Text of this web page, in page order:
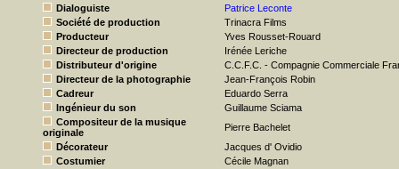
Dialoguiste
Patrice Leconte
Société de production
Trinacra Films
Producteur
Yves Rousset-Rouard
Directeur de production
Irénée Leriche
Distributeur d'origine
C.C.F.C. - Compagnie Commerciale
Directeur de la photographie
Jean-François Robin
Cadreur
Eduardo Serra
Ingénieur du son
Guillaume Sciama
Compositeur de la musique
originale
Pierre Bachelet
Décorateur
Jacques d' Ovidio
Costumier
Cécile Magnan